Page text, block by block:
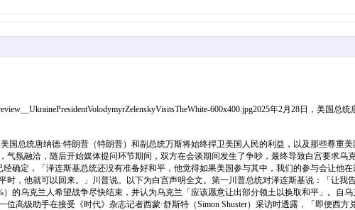
600x400.jpg2025年2月28日，美国
总统唐纳德·特朗普（特朗普）和副总统万斯将始终捍卫美国人民的利益，以及那些尊重
氛融洽，随后开始媒体提问环节期间，双方在会谈期间发生了争吵，最终导致白宫要求乌
确定，「泽连斯基总统还没有准备好和平，他觉得如果美国参与其中，我们的参与会让他
，他就可以回来。」川普说。以下为白宫声明全文。第一川普总统对泽连斯基说：「让
的乌克兰人希望战争尽快结束，并认为乌克兰「应该愿意让出部分领土以换取和平」。自
高级助手在接受《时代》杂志记者西蒙·舒斯特（Simon Shuster）采访时透露，「即便西